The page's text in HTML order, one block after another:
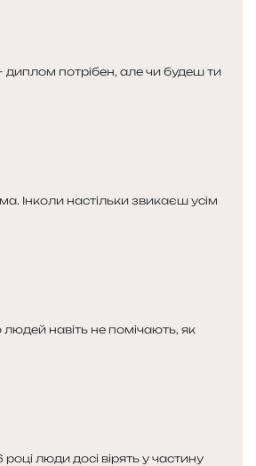
диплом потрібен, але чи будеш ти
Інколи настільки звикаєш усім
людей навіть не помічають, як
люди досі вірять у частину